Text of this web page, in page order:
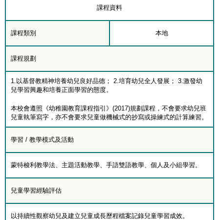
課程資料
課程類別 本地
課程規劃
1.以基督教精神培養幼兒良好品德； 2.培育幼兒全人發展； 3.激發幼
兒學習興趣和培養正面學習的態度。
本校會遵照《幼稚園教育課程指引》(2017)規劃課程，不會要求幼兒班
兒童執筆寫字，亦不會要求兒童做機械式的抄寫或操練式的計算練習。
學習 / 教學模式及活動
蒙特梭利教學法、主題活動教學、手語雙語教學、個人及小組學習。
兒童學習經驗評估
以持續性觀察幼兒及建立兒童成長歷程檔案記錄兒童學習成效。